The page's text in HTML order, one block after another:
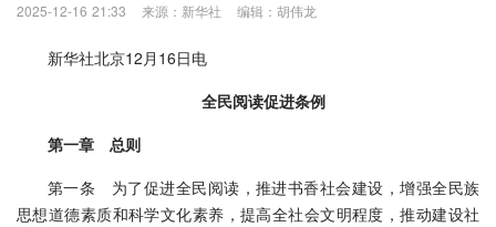
2025-12-16 21:33 来源：新华社 编辑：胡伟龙
新华社北京12月16日电
全民阅读促进条例
第一章 总则
第一条 为了促进全民阅读，推进书香社会建设，增强全民族
思想道德素质和科学文化素养，提高全社会文明程度，推动建设社